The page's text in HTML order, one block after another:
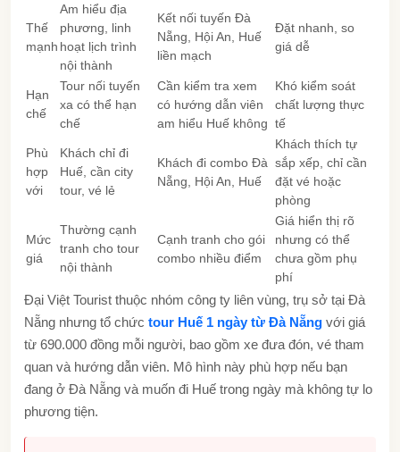
Thế
mạnh
Am hiểu địa
phương, linh
hoạt lịch trình
nội thành
Kết nối tuyến Đà
Nẵng, Hội An, Huế
liền mạch
Đặt nhanh, so
giá dễ
Hạn
chế
Tour nối tuyến
xa có thể hạn
chế
Cần kiểm tra xem
có hướng dẫn viên
am hiểu Huế không
Khó kiểm soát
chất lượng thực
tế
Phù
hợp
với
Khách chỉ đi
Huế, cần city
tour, vé lẻ
Khách đi combo Đà
Nẵng, Hội An, Huế
Khách thích tự
sắp xếp, chỉ cần
đặt vé hoặc
phòng
Mức
giá
Thường cạnh
tranh cho tour
nội thành
Cạnh tranh cho gói
combo nhiều điểm
Giá hiển thị rõ
nhưng có thể
chưa gồm phụ
phí
Đại Việt Tourist thuộc nhóm công ty liên vùng, trụ sở tại Đà
Nẵng nhưng tổ chức tour Huế 1 ngày từ Đà Nẵng với giá
từ 690.000 đồng mỗi người, bao gồm xe đưa đón, vé tham
quan và hướng dẫn viên. Mô hình này phù hợp nếu bạn
đang ở Đà Nẵng và muốn đi Huế trong ngày mà không tự lo
phương tiện.